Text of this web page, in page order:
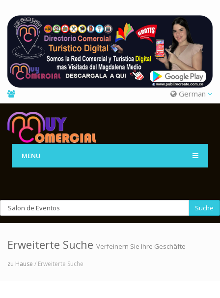
German
MENU
Suche
Erweiterte Suche Verfeinern Sie Ihre Geschäfte
zu Hause / Erweiterte Suche